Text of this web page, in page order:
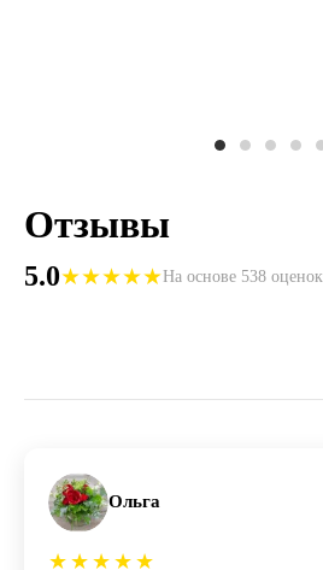
Отзывы
5.0★★★★★На основе 538 оценок
Ольга
★ ★ ★ ★ ★